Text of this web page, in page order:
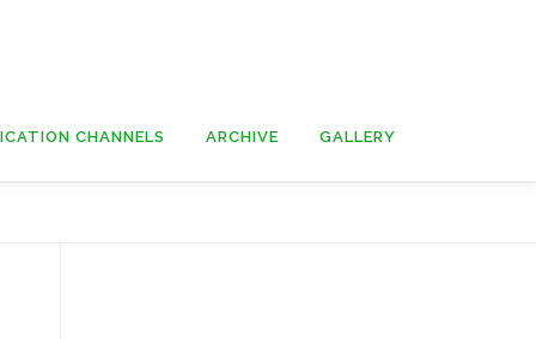
CHANNELS ARCHIVE GALLERY